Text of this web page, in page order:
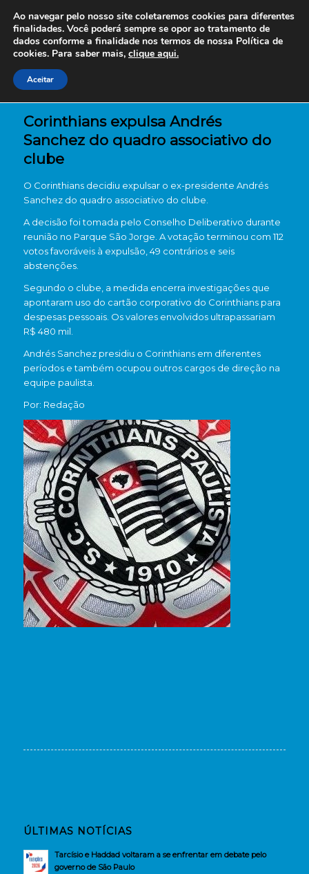
Corinthians expulsa Andrés
Sanchez do quadro associativo do
clube
O Corinthiansdecidiu expulsar o ex-presidente Andrés
Sanchezdo quadro associativo do clube.
A decisão foi tomada pelo Conselho Deliberativo durante
reunião no Parque São Jorge. A votação terminou com 112
votos favoráveis à expulsão, 49 contrários e seis
abstenções.
Segundo o clube, a medida encerra investigações que
apontaram uso do cartão corporativo do Corinthians para
despesas pessoais. Os valores envolvidos ultrapassariam
R$ 480 mil.
Andrés Sanchez presidiu o Corinthians em diferentes
períodos e também ocupou outros cargos de direção na
equipe paulista.
Por: Redação
ÚLTIMAS NOTÍCIAS
Tarcísio e Haddad voltaram a se enfrentar em debate pelo
governo de São Paulo
Ao navegar pelo nosso site coletaremos cookies para diferentes
finalidades. Você poderá sempre se opor ao tratamento de
dados conforme a finalidade nos termos de nossa Política de
cookies. Para saber mais, clique aqui.
Aceitar